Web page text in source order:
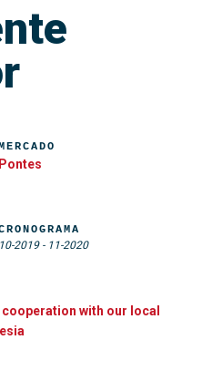
Pontes
with our local
10-2019- 11-2020